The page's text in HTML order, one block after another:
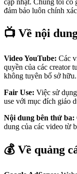
đảm bảo luôn chính
📺 Về nội
Video YouTube: Các
quyền của các creator
không tuyên bố sở hữu.
Fair Use: Việc sử
use với mục đích giáo
Nội dung bên thứ ba:
dung của các video từ
💰 Về quảng